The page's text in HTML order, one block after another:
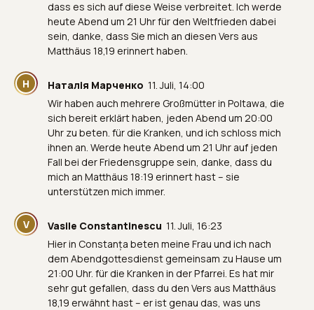
dass es sich auf diese Weise verbreitet. Ich werde
heute Abend um 21 Uhr für den Weltfrieden dabei
sein, danke, dass Sie mich an diesen Vers aus
Matthäus 18,19 erinnert haben.
Н Наталія Марченко 11. Juli, 14:00
Wir haben auch mehrere Großmütter in Poltawa, die
sich bereit erklärt haben, jeden Abend um 20:00
Uhr zu beten. für die Kranken, und ich schloss mich
ihnen an. Werde heute Abend um 21 Uhr auf jeden
Fall bei der Friedensgruppe sein, danke, dass du
mich an Matthäus 18:19 erinnert hast – sie
unterstützen mich immer.
V Vasile Constantinescu 11. Juli, 16:23
Hier in Constanța beten meine Frau und ich nach
dem Abendgottesdienst gemeinsam zu Hause um
21:00 Uhr. für die Kranken in der Pfarrei. Es hat mir
sehr gut gefallen, dass du den Vers aus Matthäus
18,19 erwähnt hast – er ist genau das, was uns